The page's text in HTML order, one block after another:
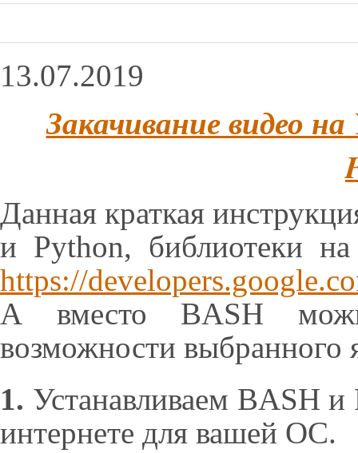
13.07.2019
Закачивание видео
Данная краткая
и Python, библиотеки
https://
А вместо BASH
возможности выбранного
1. Устанавливаем BASH
интернете для вашей ОС.